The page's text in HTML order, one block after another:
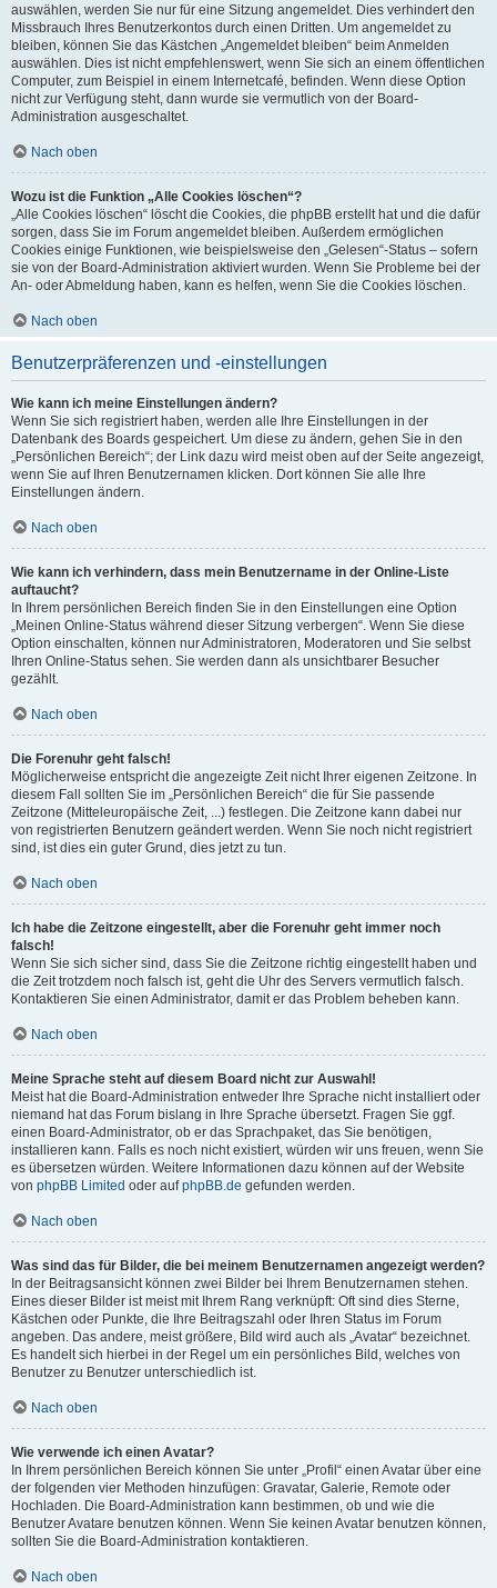
auswählen, werden Sie nur für eine Sitzung angemeldet. Dies verhindert den
Missbrauch Ihres Benutzerkontos durch einen Dritten. Um angemeldet zu
bleiben, können Sie das Kästchen „Angemeldet bleiben“ beim Anmelden
auswählen. Dies ist nicht empfehlenswert, wenn Sie sich an einem öffentlichen
Computer, zum Beispiel in einem Internetcafé, befinden. Wenn diese Option
nicht zur Verfügung steht, dann wurde sie vermutlich von der Board-
Administration ausgeschaltet.
Nach oben
Wozu ist die Funktion „Alle Cookies löschen“?
„Alle Cookies löschen“ löscht die Cookies, die phpBB erstellt hat und die dafür
sorgen, dass Sie im Forum angemeldet bleiben. Außerdem ermöglichen
Cookies einige Funktionen, wie beispielsweise den „Gelesen“-Status – sofern
sie von der Board-Administration aktiviert wurden. Wenn Sie Probleme bei der
An- oder Abmeldung haben, kann es helfen, wenn Sie die Cookies löschen.
Nach oben
Benutzerpräferenzen und -einstellungen
Wie kann ich meine Einstellungen ändern?
Wenn Sie sich registriert haben, werden alle Ihre Einstellungen in der
Datenbank des Boards gespeichert. Um diese zu ändern, gehen Sie in den
„Persönlichen Bereich“; der Link dazu wird meist oben auf der Seite angezeigt,
wenn Sie auf Ihren Benutzernamen klicken. Dort können Sie alle Ihre
Einstellungen ändern.
Nach oben
Wie kann ich verhindern, dass mein Benutzername in der Online-Liste
auftaucht?
In Ihrem persönlichen Bereich finden Sie in den Einstellungen eine Option
„Meinen Online-Status während dieser Sitzung verbergen“. Wenn Sie diese
Option einschalten, können nur Administratoren, Moderatoren und Sie selbst
Ihren Online-Status sehen. Sie werden dann als unsichtbarer Besucher
gezählt.
Nach oben
Die Forenuhr geht falsch!
Möglicherweise entspricht die angezeigte Zeit nicht Ihrer eigenen Zeitzone. In
diesem Fall sollten Sie im „Persönlichen Bereich“ die für Sie passende
Zeitzone (Mitteleuropäische Zeit, ...) festlegen. Die Zeitzone kann dabei nur
von registrierten Benutzern geändert werden. Wenn Sie noch nicht registriert
sind, ist dies ein guter Grund, dies jetzt zu tun.
Nach oben
Ich habe die Zeitzone eingestellt, aber die Forenuhr geht immer noch
falsch!
Wenn Sie sich sicher sind, dass Sie die Zeitzone richtig eingestellt haben und
die Zeit trotzdem noch falsch ist, geht die Uhr des Servers vermutlich falsch.
Kontaktieren Sie einen Administrator, damit er das Problem beheben kann.
Nach oben
Meine Sprache steht auf diesem Board nicht zur Auswahl!
Meist hat die Board-Administration entweder Ihre Sprache nicht installiert oder
niemand hat das Forum bislang in Ihre Sprache übersetzt. Fragen Sie ggf.
einen Board-Administrator, ob er das Sprachpaket, das Sie benötigen,
installieren kann. Falls es noch nicht existiert, würden wir uns freuen, wenn Sie
es übersetzen würden. Weitere Informationen dazu können auf der Website
von phpBB Limited oder aufphpBB.de gefunden werden.
Nach oben
Was sind das für Bilder, die bei meinem Benutzernamen angezeigt werden?
In der Beitragsansicht können zwei Bilder bei Ihrem Benutzernamen stehen.
Eines dieser Bilder ist meist mit Ihrem Rang verknüpft: Oft sind dies Sterne,
Kästchen oder Punkte, die Ihre Beitragszahl oder Ihren Status im Forum
angeben. Das andere, meist größere, Bild wird auch als „Avatar“ bezeichnet.
Es handelt sich hierbei in der Regel um ein persönliches Bild, welches von
Benutzer zu Benutzer unterschiedlich ist.
Nach oben
Wie verwende ich einen Avatar?
In Ihrem persönlichen Bereich können Sie unter „Profil“ einen Avatar über eine
der folgenden vier Methoden hinzufügen: Gravatar, Galerie, Remote oder
Hochladen. Die Board-Administration kann bestimmen, ob und wie die
Benutzer Avatare benutzen können. Wenn Sie keinen Avatar benutzen können,
sollten Sie die Board-Administration kontaktieren.
Nach oben